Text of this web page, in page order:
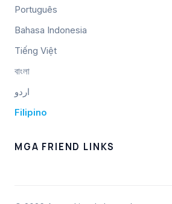
Português
Bahasa Indonesia
Tiếng Việt
বাংলা
اردو
Filipino
MGA FRIEND LINKS